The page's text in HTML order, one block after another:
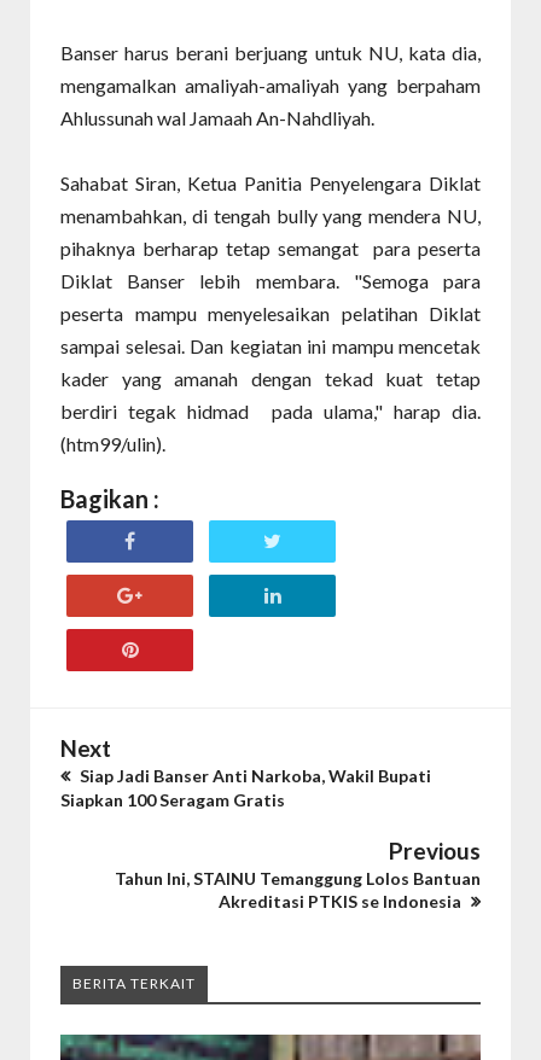
Banser harus berani berjuang untuk NU, kata dia,
mengamalkan amaliyah-amaliyah yang berpaham
Ahlussunah wal Jamaah An-Nahdliyah.
Sahabat Siran, Ketua Panitia Penyelengara Diklat
menambahkan, di tengah bully yang mendera NU,
pihaknya berharap tetap semangat para peserta
Diklat Banser lebih membara. "Semoga para
peserta mampu menyelesaikan pelatihan Diklat
sampai selesai. Dan kegiatan ini mampu mencetak
kader yang amanah dengan tekad kuat tetap
berdiri tegak hidmad pada ulama," harap dia.
(htm99/ulin).
Bagikan :
Next
Siap Jadi Banser Anti Narkoba, Wakil Bupati
Siapkan 100 Seragam Gratis
Previous
Tahun Ini, STAINU Temanggung Lolos Bantuan
Akreditasi PTKIS se Indonesia
BERITA TERKAIT